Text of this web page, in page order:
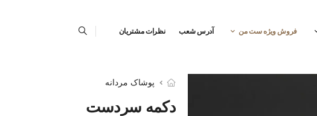
فروش ویژه ست من آدرس شعب نظرات مشتریان
پوشاک مردانه
دکمه سردست